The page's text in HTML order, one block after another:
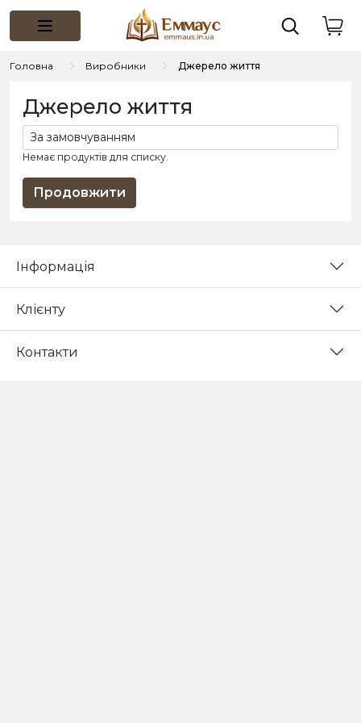
Головна Виробники Джерело життя
Джерело життя
Немає продуктів для списку.
Продовжити
Інформація
Клієнту
Контакти